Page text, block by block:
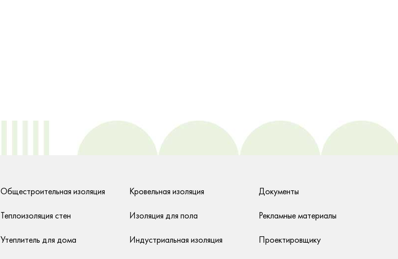
Общестроительная изоляция Кровельная изоляция Документы
Теплоизоляция стен Изоляция для пола Рекламные материалы
Утеплитель для дома Индустриальная изоляция Проектировщику